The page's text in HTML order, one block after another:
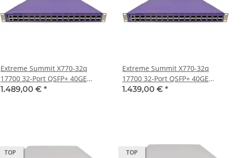
Extreme Summit X770-32q
17700 32-Port QSFP+ 40GE
Switch +Rack Ears
1.489,00 € *
Extreme Summit X770-32q
17700 32-Port QSFP+ 40GE
Switch +Rack Ears 1x PSU
1.439,00 €*
TOP TOP